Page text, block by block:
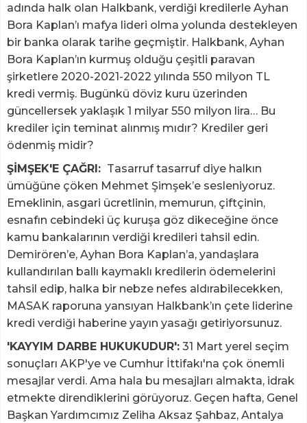
adında halk olan Halkbank, verdiği kredilerle Ayhan
Bora Kaplan’ı mafya lideri olma yolunda destekleyen
bir banka olarak tarihe geçmiştir. Halkbank, Ayhan
Bora Kaplan’ın kurmuş olduğu çeşitli paravan
şirketlere 2020-2021-2022 yılında 550 milyon TL
kredi vermiş. Bugünkü döviz kuru üzerinden
güncellersek yaklaşık 1 milyar 550 milyon lira… Bu
krediler için teminat alınmış mıdır? Krediler geri
ödenmiş midir?
ŞİMŞEK'E ÇAĞRI: Tasarruf tasarruf diye halkın
ümüğüne çöken Mehmet Şimşek’e sesleniyoruz.
Emeklinin, asgari ücretlinin, memurun, çiftçinin,
esnafın cebindeki üç kuruşa göz dikeceğine önce
kamu bankalarının verdiği kredileri tahsil edin.
Demirören’e, Ayhan Bora Kaplan’a, yandaşlara
kullandırılan ballı kaymaklı kredilerin ödemelerini
tahsil edip, halka bir nebze nefes aldırabilecekken,
MASAK raporuna yansıyan Halkbank’ın çete liderine
kredi verdiği haberine yayın yasağı getiriyorsunuz.
'KAYYIM DARBE HUKUKUDUR': 31 Mart yerel seçim
sonuçları AKP'ye ve Cumhur İttifakı'na çok önemli
mesajlar verdi. Ama hala bu mesajları almakta, idrak
etmekte direndiklerini görüyoruz. Geçen hafta, Genel
Başkan Yardımcımız Zeliha Aksaz Şahbaz, Antalya